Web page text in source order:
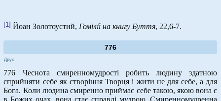
[1] Йоан Золотоустий,Гомілії на книгу Буття, 22,6-7.
776
Друк
776 Чеснота смиренномудрості робить людину здатною
сприйняти себе як створіння Творця і жити не для себе, а для
Бога. Коли людина смиренно приймає себе такою, якою вона є
в Божих очах, вона стає справді мудрою. Смиренномудренна